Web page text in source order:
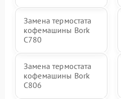
Замена термостата
кофемашины Bork
C780
Замена термостата
кофемашины Bork
C806